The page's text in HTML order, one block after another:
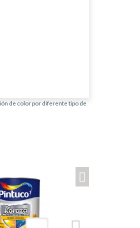
de color por diferente tipo de